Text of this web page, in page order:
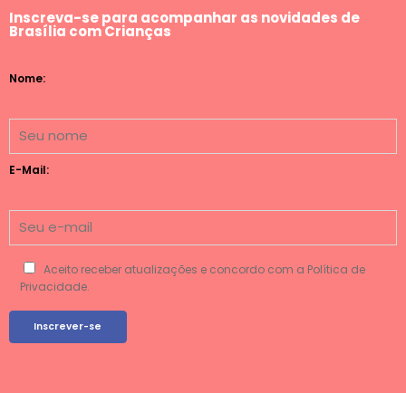
Inscreva-se para acompanhar as novidades de
Brasília com Crianças
Nome:
E-Mail:
Aceito receber atualizações e concordo com a Política de
Privacidade.